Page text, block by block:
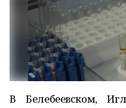
В Белебеевском,